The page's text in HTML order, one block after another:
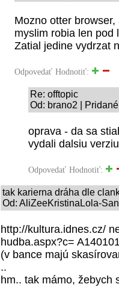
Mozno otter
myslim robia len pod
Zatial jedine vydrzat
Odpovedať Hodnotiť:
Re: offtopic
Od: brano2 |
oprava - da sa
vydali dalsiu verziu
Odpovedať Hodnotiť:
tak karierna dráha dle
Od: AliZeeKristinaLola-
http://kultura.idnes.cz/
hudba.aspx?c=
(v bance majú
..
hm.. tak mámo, žebych